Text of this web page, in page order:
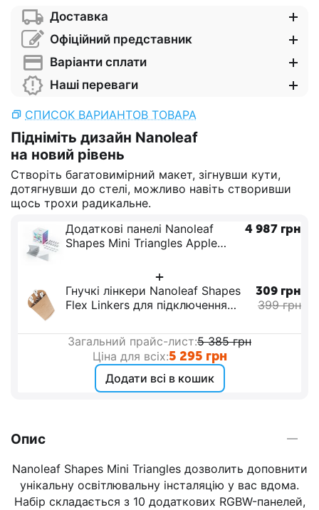
Доставка
Офіційний представник
Варіанти сплати
Наші переваги
СПИСОК ВАРИАНТОВ ТОВАРА
Підніміть дизайн Nanoleaf
на новий рівень
Створіть багатовимірний макет, зігнувши кути,
дотягнувши до стелі, можливо навіть створивши
щось трохи радикальне.
Додаткові панелі Nanoleaf
Shapes Mini Triangles Apple
4 987 грн
+
Гнучкі лінкери Nanoleaf Shapes
Flex Linkers для підключення
309 грн
399грн
Загальний прайс-лист:5 385грн
Ціна для всіх:5 295грн
Додати всі в кошик
Опис
Nanoleaf Shapes Mini Triangles дозволить доповнити
унікальну освітлювальну інсталяцію у вас вдома.
Набір складається з 10 додаткових RGBW-панелей,